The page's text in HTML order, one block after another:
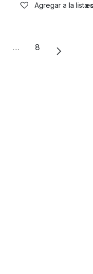
Agregar a la lista de
Agregar a la lista
… 8